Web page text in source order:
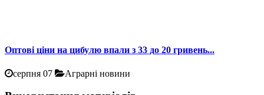
Оптові ціни на цибулю впали з 33 до 20 гривень...
серпня 07 Аграрні новини